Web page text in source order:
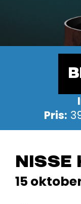
Pris:
NISSE
15